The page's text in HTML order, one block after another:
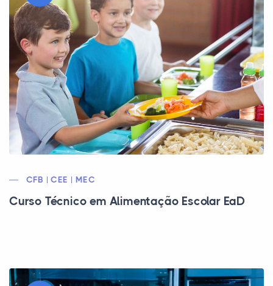
CFB | CEE | MEC
Curso Técnico em Alimentação Escolar EaD